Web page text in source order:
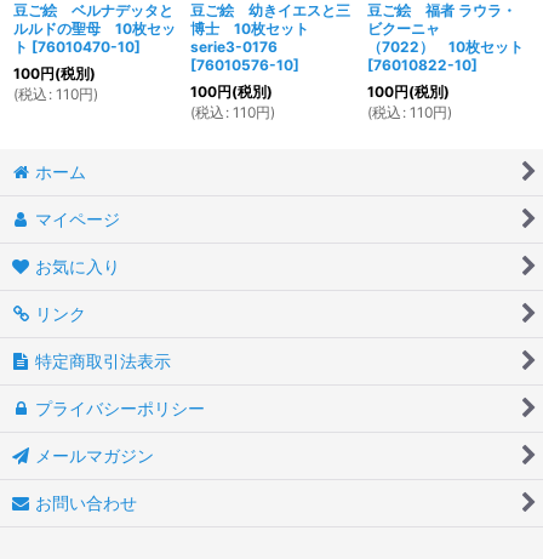
豆ご絵 ベルナデッタと
ルルドの聖母 10枚セッ
ト [76010470-10]
100円(税別)
(税込 : 110円)
豆ご絵 幼きイエスと三
博士 10枚セット
serie3-0176
[76010576-10]
100円(税別)
(税込 : 110円)
豆ご絵 福者 ラウラ・
ビクーニャ
（7022） 10枚セット
[76010822-10]
100円(税別)
(税込 : 110円)
ホーム
マイページ
お気に入り
リンク
特定商取引法表示
プライバシーポリシー
メールマガジン
お問い合わせ